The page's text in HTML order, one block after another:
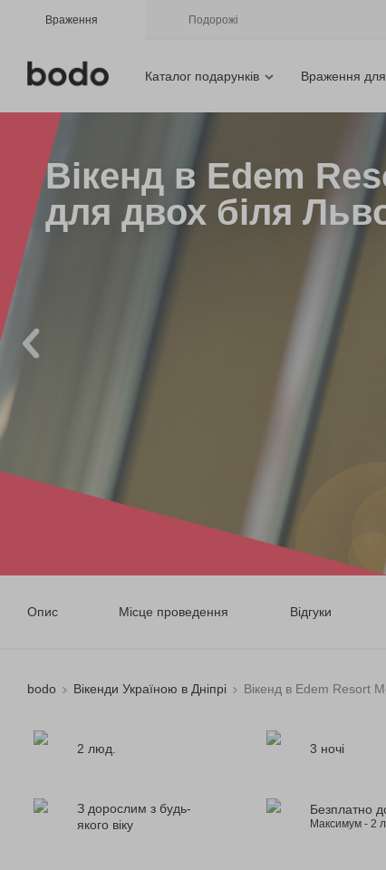
Враження Подорожі
Каталог подарунків Враження
Вікенд в Edem
для двох біля
Опис Місце проведення Відгуки
bodo Вікенди Україною в Дніпрі Вікенд в Edem Resort
2 люд. 3 ночі
З дорослим з будь-
якого віку
Безплатно
Максимум - 2